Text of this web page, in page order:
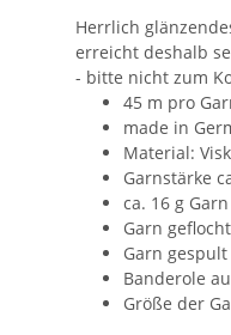
Herrlich
erreicht deshalb
- bitte nicht zum
45 m pro
made in
Material:
Garnstärke
ca. 16 g
Garn
Garn
Banderole
Größe der